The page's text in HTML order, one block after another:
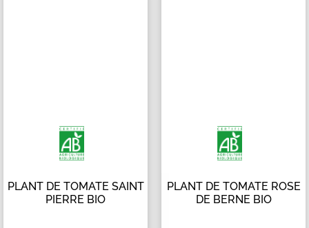
PLANT DE TOMATE SAINT
PIERRE BIO
PLANT DE TOMATE ROSE
DE BERNE BIO